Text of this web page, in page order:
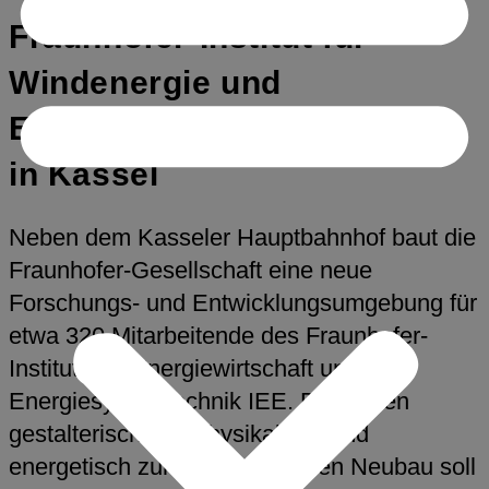
Fraunhofer-Institut für
Windenergie und
Energiesystemtechnik IWES
in Kassel
Neben dem Kasseler Hauptbahnhof baut die
Fraunhofer-Gesellschaft eine neue
Forschungs- und Entwicklungsumgebung für
etwa 320 Mitarbeitende des Fraunhofer-
Instituts für Energiewirtschaft und
Energiesystemtechnik IEE. Durch den
gestalterisch, bauphysikalisch und
energetisch zukunftsorientierten Neubau soll